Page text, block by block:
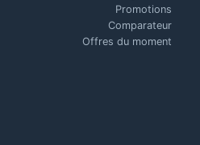
Promotions
Comparateur
Offres du moment